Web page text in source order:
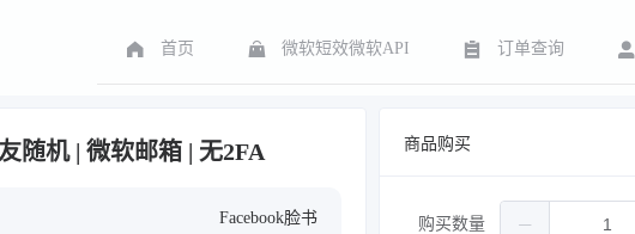
首页 微软短效微软API 订单查询
随机 | 微软邮箱 | 无2FA
Facebook脸书
商品购买
购买数量